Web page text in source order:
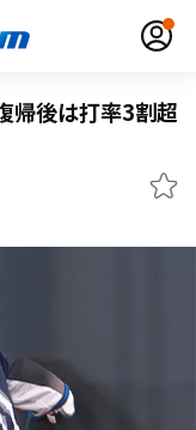
後は打率3割超